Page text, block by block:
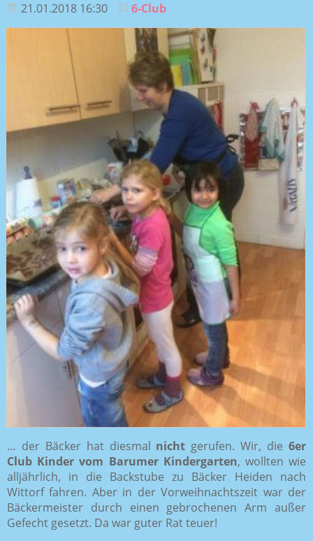
21.01.2018 16:30 6-Club
… der Bäcker hat diesmal nicht gerufen. Wir, die6er
Club Kinder vom Barumer Kindergarten, wollten wie
alljährlich, in die Backstube zu Bäcker Heiden nach
Wittorf fahren. Aber in der Vorweihnachtszeit war der
Bäckermeister durch einen gebrochenen Arm außer
Gefecht gesetzt. Da war guter Rat teuer!